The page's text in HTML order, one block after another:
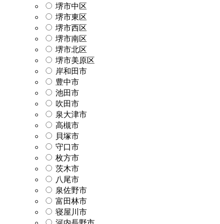
堺市中区
堺市東区
堺市西区
堺市南区
堺市北区
堺市美原区
岸和田市
豊中市
池田市
吹田市
泉大津市
高槻市
貝塚市
守口市
枚方市
茨木市
八尾市
泉佐野市
富田林市
寝屋川市